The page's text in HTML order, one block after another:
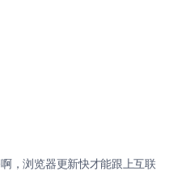
，浏览器更新快才能跟上互联